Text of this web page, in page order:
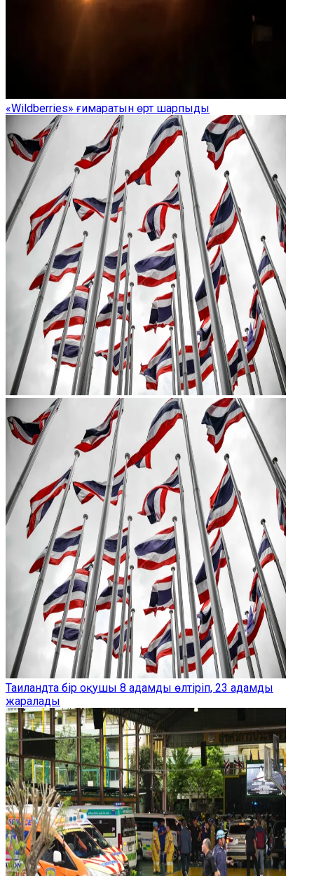
«Wildberries» ғимаратын өрт шарпыды
Таиландта бір оқушы 8 адамды өлтіріп, 23 адамды
жаралады